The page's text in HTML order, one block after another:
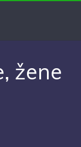
žene